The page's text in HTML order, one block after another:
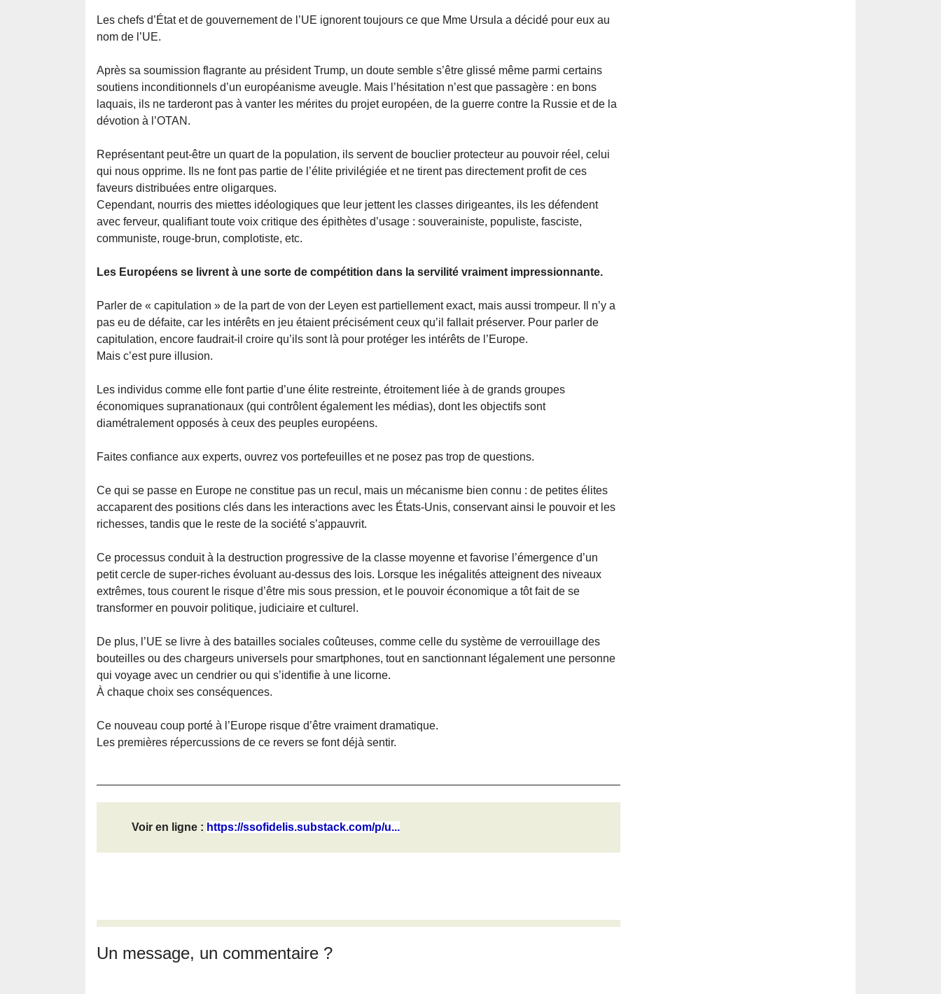
Les chefs d’État et de gouvernement de l’UE ignorent toujours ce que Mme Ursula a décidé pour eux au
nom de l’UE.
Après sa soumission flagrante au président Trump, un doute semble s’être glissé même parmi certains
soutiens inconditionnels d’un européanisme aveugle. Mais l’hésitation n’est que passagère : en bons
laquais, ils ne tarderont pas à vanter les mérites du projet européen, de la guerre contre la Russie et de la
dévotion à l’OTAN.
Représentant peut-être un quart de la population, ils servent de bouclier protecteur au pouvoir réel, celui
qui nous opprime. Ils ne font pas partie de l’élite privilégiée et ne tirent pas directement profit de ces
faveurs distribuées entre oligarques.
Cependant, nourris des miettes idéologiques que leur jettent les classes dirigeantes, ils les défendent
avec ferveur, qualifiant toute voix critique des épithètes d’usage : souverainiste, populiste, fasciste,
communiste, rouge-brun, complotiste, etc.
Les Européens se livrent à une sorte de compétition dans la servilité vraiment impressionnante.
Parler de « capitulation » de la part de von der Leyen est partiellement exact, mais aussi trompeur. Il n’y a
pas eu de défaite, car les intérêts en jeu étaient précisément ceux qu’il fallait préserver. Pour parler de
capitulation, encore faudrait-il croire qu’ils sont là pour protéger les intérêts de l’Europe.
Mais c’est pure illusion.
Les individus comme elle font partie d’une élite restreinte, étroitement liée à de grands groupes
économiques supranationaux (qui contrôlent également les médias), dont les objectifs sont
diamétralement opposés à ceux des peuples européens.
Faites confiance aux experts, ouvrez vos portefeuilles et ne posez pas trop de questions.
Ce qui se passe en Europe ne constitue pas un recul, mais un mécanisme bien connu : de petites élites
accaparent des positions clés dans les interactions avec les États-Unis, conservant ainsi le pouvoir et les
richesses, tandis que le reste de la société s’appauvrit.
Ce processus conduit à la destruction progressive de la classe moyenne et favorise l’émergence d’un
petit cercle de super-riches évoluant au-dessus des lois. Lorsque les inégalités atteignent des niveaux
extrêmes, tous courent le risque d’être mis sous pression, et le pouvoir économique a tôt fait de se
transformer en pouvoir politique, judiciaire et culturel.
De plus, l’UE se livre à des batailles sociales coûteuses, comme celle du système de verrouillage des
bouteilles ou des chargeurs universels pour smartphones, tout en sanctionnant légalement une personne
qui voyage avec un cendrier ou qui s’identifie à une licorne.
À chaque choix ses conséquences.
Ce nouveau coup porté à l’Europe risque d’être vraiment dramatique.
Les premières répercussions de ce revers se font déjà sentir.
Voir en ligne : https://ssofidelis.substack.com/p/u...
Un message, un commentaire ?